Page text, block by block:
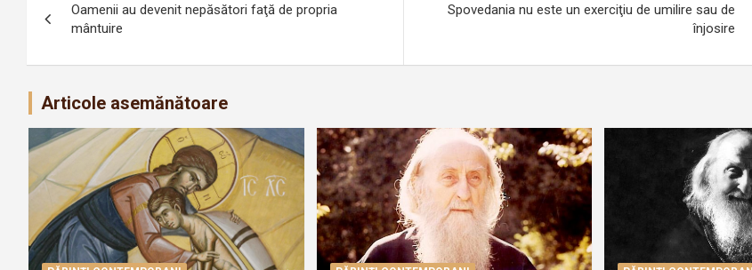
în
articole
Oamenii au devenit nepăsători faţă de propria
mântuire
Spovedania nu este un exerciţiu de umilire sau de
înjosire
Articole asemănătoare